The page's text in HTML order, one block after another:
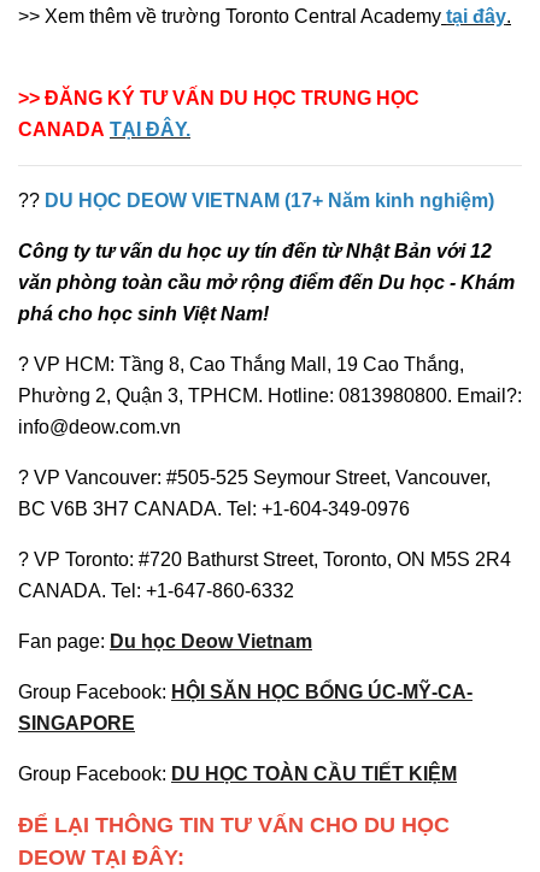
>> Xem thêm về trường Toronto Central Academy tại đây.
>> ĐĂNG KÝ TƯ VẤN DU HỌC TRUNG HỌC
CANADA TẠI ĐÂY.
?? DU HỌC DEOW VIETNAM (17+ Năm kinh nghiệm)
Công ty tư vấn du học uy tín đến từ Nhật Bản với 12
văn phòng toàn cầu mở rộng điểm đến Du học - Khám
phá cho học sinh Việt Nam!
? VP HCM: Tầng 8, Cao Thắng Mall, 19 Cao Thắng,
Phường 2, Quận 3, TPHCM. Hotline: 0813980800. Email?:
info@deow.com.vn
? VP Vancouver: #505-525 Seymour Street, Vancouver,
BC V6B 3H7 CANADA. Tel: +1-604-349-0976
? VP Toronto: #720 Bathurst Street, Toronto, ON M5S 2R4
CANADA. Tel: +1-647-860-6332
Fan page: Du học Deow Vietnam
Group Facebook: HỘI SĂN HỌC BỔNG ÚC-MỸ-CA-
SINGAPORE
Group Facebook: DU HỌC TOÀN CẦU TIẾT KIỆM
ĐỂ LẠI THÔNG TIN TƯ VẤN CHO DU HỌC
DEOW TẠI ĐÂY: